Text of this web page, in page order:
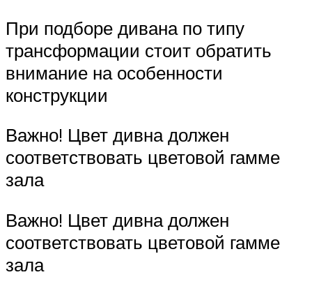
При подборе дивана по типу
трансформации стоит обратить
внимание на особенности
конструкции
Важно! Цвет дивна должен
соответствовать цветовой гамме
зала
Важно! Цвет дивна должен
соответствовать цветовой гамме
зала